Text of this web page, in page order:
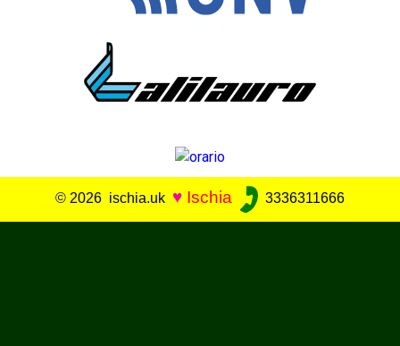
© 2026 ischia.uk ♥ Ischia 3336311666